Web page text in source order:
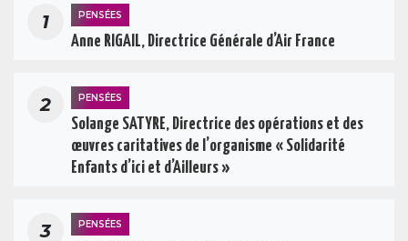
1 PENSÉES
Anne RIGAIL, Directrice Générale d’Air France
2 PENSÉES
Solange SATYRE, Directrice des opérations et des
œuvres caritatives de l’organisme « Solidarité
Enfants d’ici et d’Ailleurs »
3 PENSÉES